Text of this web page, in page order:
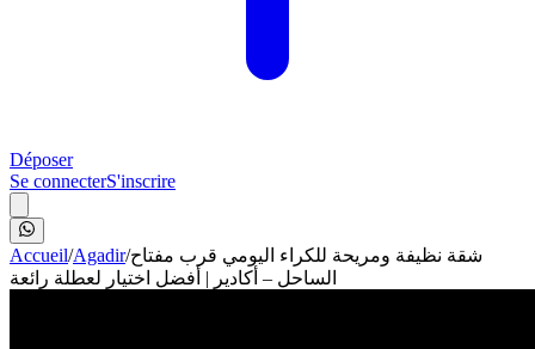
Déposer
Se connecterS'inscrire
Accueil/Agadir/شقة نظيفة ومريحة للكراء اليومي قرب مفتاح
الساحل – أكادير | أفضل اختيار لعطلة رائعة